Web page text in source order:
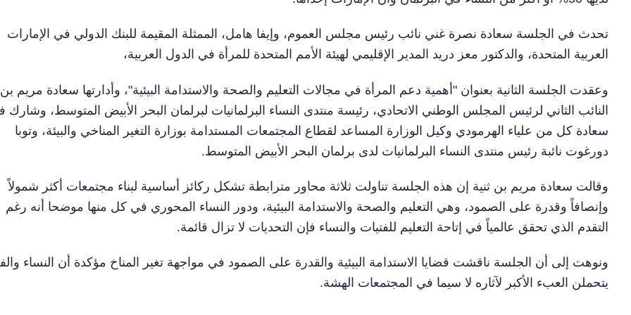
تحدث في الجلسة سعادة نصرة غني نائب رئيس مجلس العموم، وإيفا هامل، الممثلة المقيمة للبنك الدولي في الإمارات
العربية المتحدة، والدكتور معز دريد المدير الإقليمي لهيئة الأمم المتحدة للمرأة في الدول العربية،
وعقدت الجلسة الثانية بعنوان "أهمية دعم المرأة في مجالات التعليم والصحة والاستدامة البيئية"، وأدارتها سعادة مريم بن
النائب الثاني لرئيس المجلس الوطني الاتحادي، رئيسة منتدى النساء البرلمانيات لبرلمان البحر الأبيض المتوسط، وشارك
سعادة كل من علياء الهرمودي وكيل الوزارة المساعد لقطاع المجتمعات المستدامة بوزارة التغير المناخي والبيئة، وتوبا
دورغوت نائبة رئيس منتدى النساء البرلمانيات لدى برلمان البحر الأبيض المتوسط.
وقالت سعادة مريم بن ثنية إن هذه الجلسة تناولت ثلاثة محاور مترابطة تشكل ركائز أساسية لبناء مجتمعات أكثر شمولاً
وإنصافاً وقدرة على الصمود، وهي التعليم والصحة والاستدامة البيئية، ودور النساء المحوري في كل منها موضحا أنه رغم
التقدم الذي تحقق عالمياً في إتاحة التعليم للفتيات والنساء فإن التحديات لا تزال قائمة.
ونوهت إلى أن الجلسة ناقشت قضايا الاستدامة البيئية والقدرة على الصمود في مواجهة تغير المناخ مؤكدة أن النساء
يتحملن العبء الأكبر لآثاره لا سيما في المجتمعات الهشة.